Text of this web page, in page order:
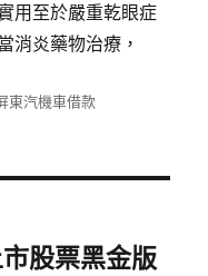
用至於嚴重乾眼症
消炎藥物治療，
東汽機車借款
股票黑金版